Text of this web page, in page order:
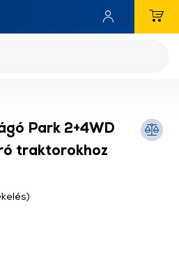
Park 2+4WD
traktorokhoz